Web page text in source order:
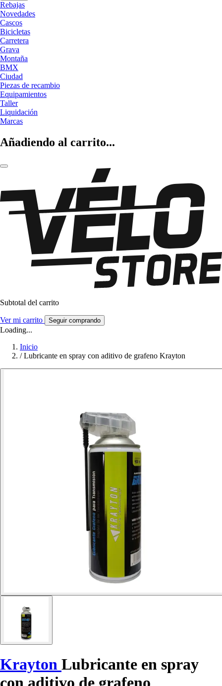
Rebajas
Novedades
Cascos
Bicicletas
Carretera
Grava
Montaña
BMX
Ciudad
Piezas de recambio
Equipamientos
Taller
Liquidación
Marcas
Añadiendo al carrito...
Subtotal del carrito
Ver mi carrito Seguir comprando
Loading...
Inicio
/ Lubricante en spray con aditivo de grafeno Krayton
Krayton Lubricante en spray